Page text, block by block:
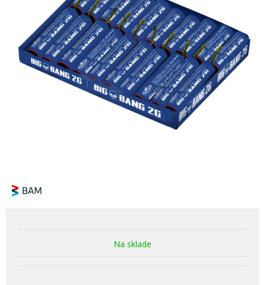
Na sklade